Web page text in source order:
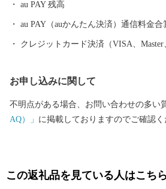
海沿いの温泉など、様々なタイプの温泉
す。 ふるさと納税を機に山形へお越しい
や文化、自然をお楽しみください。
au PAY 残高
au PAY（auかんたん決済）通信料金合
クレジットカード決済（VISA、Master
お申し込みに関して
不明点がある場合、お問い合わせの多い
AQ）」 に掲載しておりますのでご確認く
この返礼品を見ている人はこち